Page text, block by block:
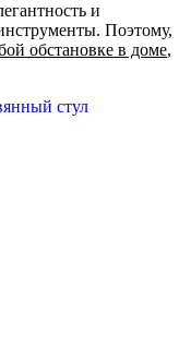
и
Поэтому,
обстановке в доме,